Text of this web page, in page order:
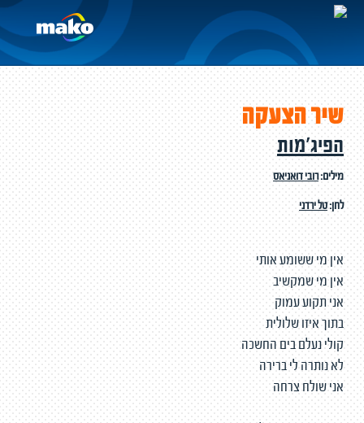
שיר הצעקה
הפיג'מות
מילים:רובי דואניאס
לחן:טל ירדני
אין מי ששומע אותי
אין מי שמקשיב
אני תקוע עמוק
בתוך איזו שלולית
קולי נעלם בים החשכה
לא נותרה לי ברירה
אני שולח צרחה